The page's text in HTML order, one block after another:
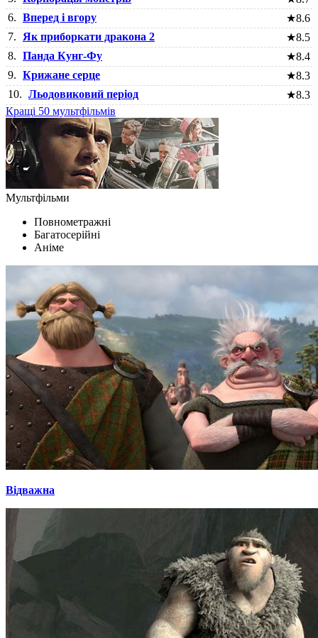
6. Вперед і вгору ★8.6
7.
Як приборкати дракона 2 ★8.5
8. Панда Кунг-Фу ★8.4
9. Крижане серце ★8.3
10. Льодовиковий період ★8.3
Кращі 50 мультфільмів
Мультфільми
Повнометражні
Багатосерійні
Аніме
Відважна